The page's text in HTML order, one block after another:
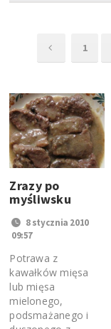
1
Zrazy po
myśliwsku
8 stycznia 2010
09:57
Potrawa z
kawałków mięsa
lub mięsa
mielonego,
podsmażanego i